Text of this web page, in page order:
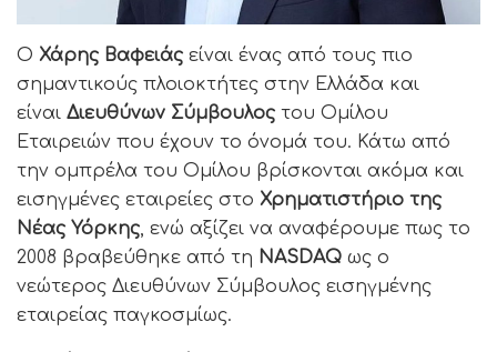
Ο Χάρης Βαφειάς είναι ένας από τους πιο
σημαντικούς πλοιοκτήτες στην Ελλάδα και
είναι Διευθύνων Σύμβουλος του Ομίλου
Εταιρειών που έχουν το όνομά του. Κάτω από
την ομπρέλα του Ομίλου βρίσκονται ακόμα και
εισηγμένες εταιρείες στο Χρηματιστήριο της
Νέας Υόρκης, ενώ αξίζει να αναφέρουμε πως το
2008 βραβεύθηκε από τη NASDAQ ως ο
νεώτερος Διευθύνων Σύμβουλος εισηγμένης
εταιρείας παγκοσμίως.